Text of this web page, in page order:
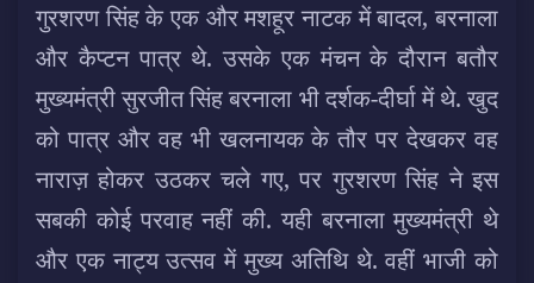
गुरशरण सिंह के एक और मशहूर नाटक में बादल, बरनाला
और कैप्टन पात्र थे. उसके एक मंचन के दौरान बतौर
मुख्यमंत्री सुरजीत सिंह बरनाला भी दर्शक-दीर्घा में थे. खुद
को पात्र और वह भी खलनायक के तौर पर देखकर वह
नाराज़ होकर उठकर चले गए, पर गुरशरण सिंह ने इस
सबकी कोई परवाह नहीं की. यही बरनाला मुख्यमंत्री थे
और एक नाट्य उत्सव में मुख्य अतिथि थे. वहीं भाजी को